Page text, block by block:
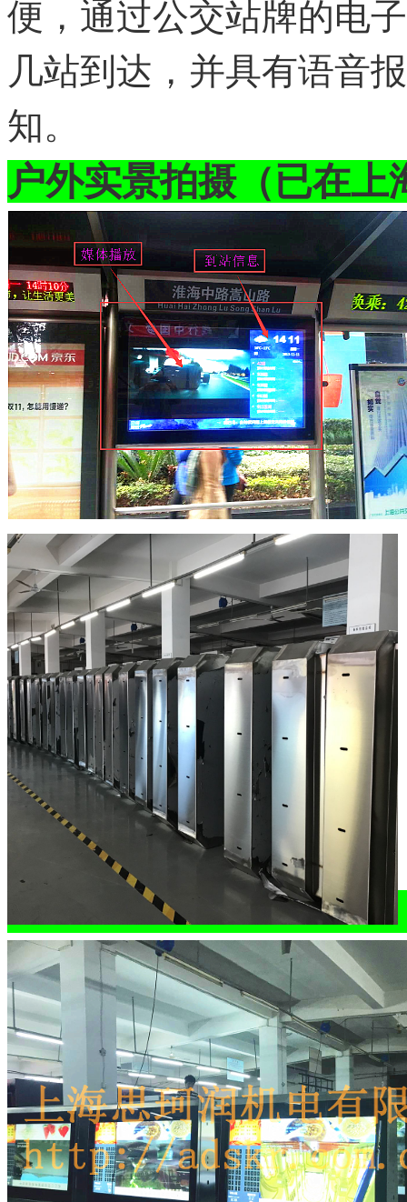
便，通过公交站牌的电
几站到达，并具有语音
知。
户外实景拍摄（已在